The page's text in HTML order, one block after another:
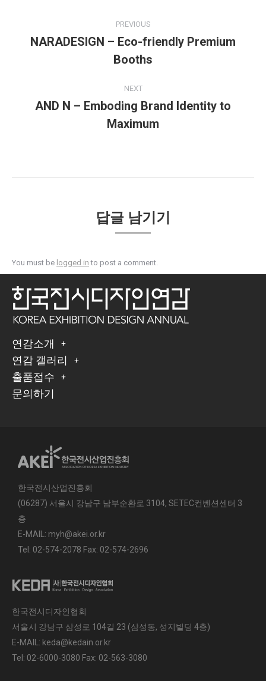
PREVIOUS
NARADESIGN – Eco-friendly Premium
Booths
NEXT
AND N – Emboding Brand Identity to
Maximum
답글 남기기
You must be logged in to post a comment.
연감소개
연감 갤러리
출품접수
문의하기
한국전시산업진흥회
(06287) 서울시 강남구 남부순환로 3104, SETEC컨벤션센터 3
층
E-MAIL: myh@akei.or.kr
Tel: 02-574-2078 Fax: 02-574-2696
한국전시디자인협회
서울시 강남구 삼성로 104길 23 (삼성동, 성지빌딩 4층)
E-MAIL: keda@kedain.or.kr
Tel: 02-6000-3080 Fax: 02-563-3080